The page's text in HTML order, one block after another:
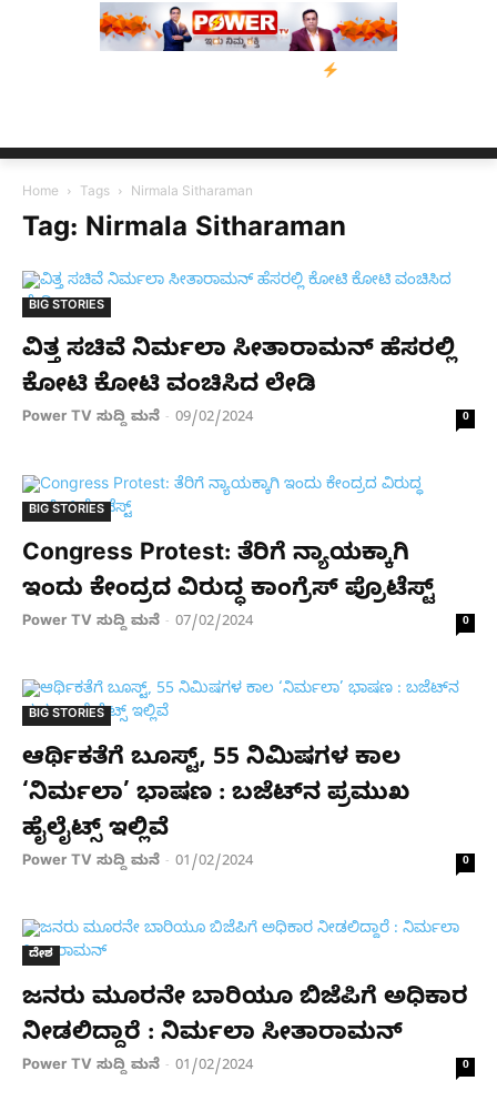
ನ್ಯೂಸ್ ಕಾರ್ಪ್‌ಗೆ ಎಐಯಿಂದ
Home Tags Nirmala Sitharaman
Tag: Nirmala Sitharaman
BIG STORIES
ವಿತ್ತ ಸಚಿವೆ ನಿರ್ಮಲಾ ಸೀತಾರಾಮನ್ ಹೆಸರಲ್ಲಿ
ಕೋಟಿ ಕೋಟಿ ವಂಚಿಸಿದ ಲೇಡಿ
Power TV ಸುದ್ದಿ ಮನೆ - 09/02/2024 0
BIG STORIES
Congress Protest: ತೆರಿಗೆ ನ್ಯಾಯಕ್ಕಾಗಿ
ಇಂದು ಕೇಂದ್ರದ ವಿರುದ್ಧ ಕಾಂಗ್ರೆಸ್​ ಪ್ರೊಟೆಸ್ಟ್
Power TV ಸುದ್ದಿ ಮನೆ - 07/02/2024 0
BIG STORIES
ಆರ್ಥಿಕತೆಗೆ ಬೂಸ್ಟ್, 55 ನಿಮಿಷಗಳ ಕಾಲ
‘ನಿರ್ಮಲಾ’ ಭಾಷಣ : ಬಜೆಟ್​ನ ಪ್ರಮುಖ
ಹೈಲೈಟ್ಸ್ ಇಲ್ಲಿವೆ
Power TV ಸುದ್ದಿ ಮನೆ - 01/02/2024 0
ದೇಶ
ಜನರು ಮೂರನೇ ಬಾರಿಯೂ ಬಿಜೆಪಿಗೆ ಅಧಿಕಾರ
ನೀಡಲಿದ್ದಾರೆ : ನಿರ್ಮಲಾ ಸೀತಾರಾಮನ್
Power TV ಸುದ್ದಿ ಮನೆ - 01/02/2024 0